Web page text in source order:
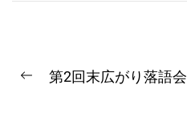
稿Previous
第2回末広がり落語会